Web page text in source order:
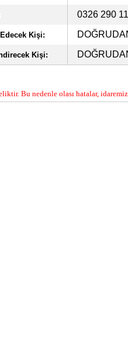
0326 290
Kişi:
Kişi:
Bu nedenle olası hatalar,